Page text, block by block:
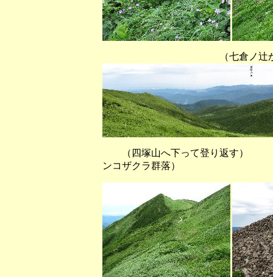
（七倉ノ辻から清浄ヶ
（四塚山へ下って登り返
ンコザクラ群落）